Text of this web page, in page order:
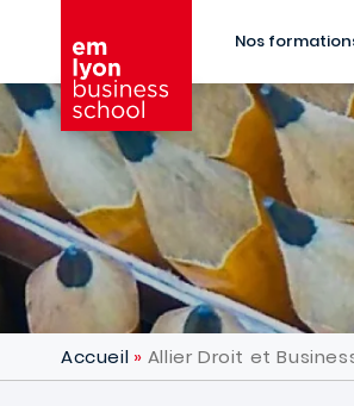
Nos
Accueil Allier Droit et